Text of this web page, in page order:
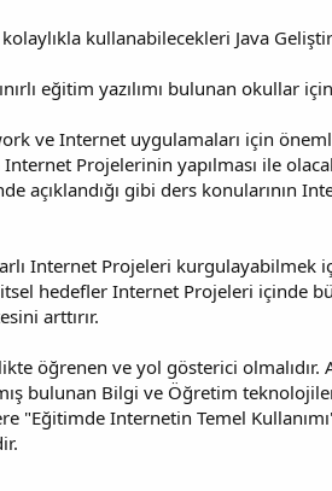
kullanabilecekleri Java
eğitim yazılımı bulunan okullar
ve Internet uygulamaları için
Projelerinin yapılması ile
gibi ders konularının
Internet Projeleri kurgulayabilmek
hedefler Internet Projeleri içinde
arttırır.
öğrenen ve yol gösterici olmalıdır.
bulunan Bilgi ve Öğretim
"Eğitimde Internetin Temel